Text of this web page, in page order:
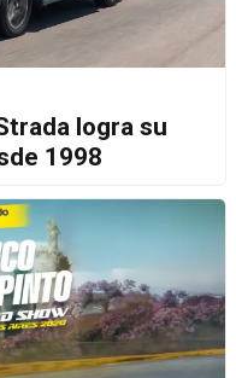
logra su
1998